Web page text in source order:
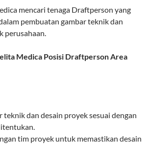
mencari tenaga Draftperson yang
pembuatan gambar teknik dan
perusahaan.
Medica Posisi Draftperson Area
teknik dan desain proyek sesuai dengan
tim proyek untuk memastikan desain